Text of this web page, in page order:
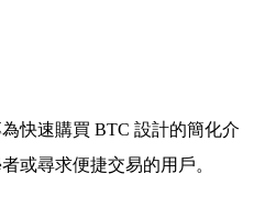
為快速購買 BTC 設計的簡化介
或尋求便捷交易的用戶。